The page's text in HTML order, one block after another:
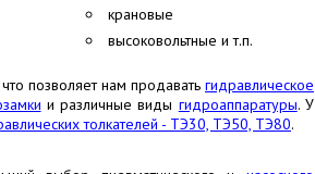
крановые
высоковольтные и т.п.
позволяет нам продавать гидравлическое
и различные виды гидроаппаратуры. У
толкателей - ТЭ30, ТЭ50, ТЭ80.